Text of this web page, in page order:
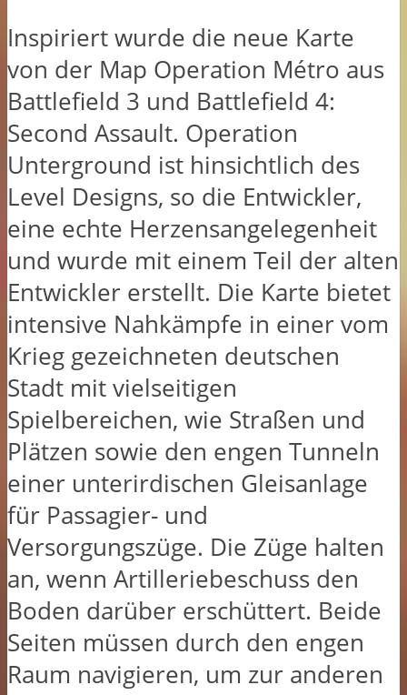
Inspiriert wurde die neue Karte
von der Map Operation Métro aus
Battlefield 3 und Battlefield 4:
Second Assault. Operation
Unterground ist hinsichtlich des
Level Designs, so die Entwickler,
eine echte Herzensangelegenheit
und wurde mit einem Teil der alten
Entwickler erstellt. Die Karte bietet
intensive Nahkämpfe in einer vom
Krieg gezeichneten deutschen
Stadt mit vielseitigen
Spielbereichen, wie Straßen und
Plätzen sowie den engen Tunneln
einer unterirdischen Gleisanlage
für Passagier- und
Versorgungszüge. Die Züge halten
an, wenn Artilleriebeschuss den
Boden darüber erschüttert. Beide
Seiten müssen durch den engen
Raum navigieren, um zur anderen